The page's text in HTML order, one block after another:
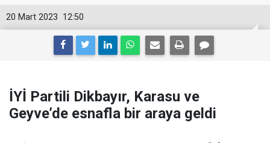
12:50
20 Mart 2023
İYİ Partili Dikbayır, Karasu ve
Geyve’de esnafla bir araya geldi